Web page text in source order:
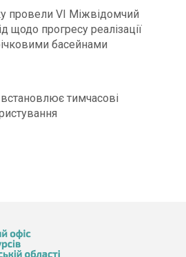
провели VІ Міжвідомчий
щодо прогресу реалізації
басейнами
тимчасові